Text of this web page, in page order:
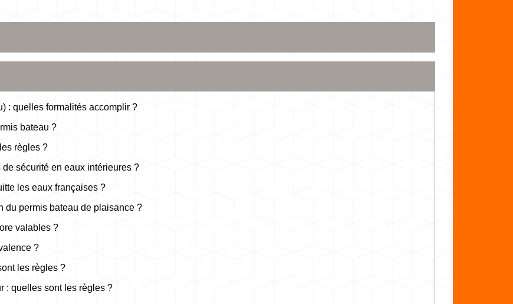
: quelles formalités accomplir ?
bateau ?
règles ?
sécurité en eaux intérieures ?
les eaux françaises ?
du permis bateau de plaisance ?
valables ?
?
les règles ?
: quelles sont les règles ?